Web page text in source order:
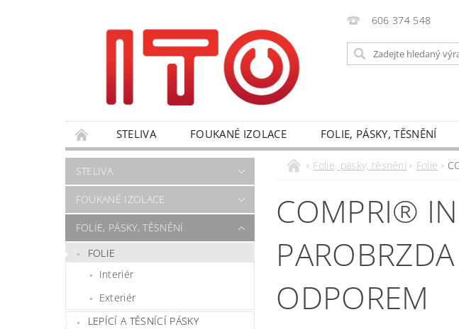
606 374 548
STELIVA FOUKANÉ IZOLACE FOLIE, PÁSKY, TĚSNĚNÍ
VÝPRODEJ
NANO PRODUKTY OBCHODNÍ PODMÍNKY
FORMULÁŘ PRO UPLATNĚNÍ REKLAMACE
STELIVA
FOUKANÉ IZOLACE
FOLIE, PÁSKY, TĚSNĚNÍ
FOLIE
Interiér
Exteriér
LEPÍCÍ A TĚSNÍCÍ PÁSKY
Folie, pásky, těsnění Folie
COMPRI®
ODPOREM